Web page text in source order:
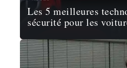
Les 5 meilleures
sécurité pour les